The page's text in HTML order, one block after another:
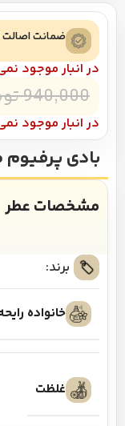
ضمانت اصالت
در انبار موجود
940,000
در انبار موجود
بادی پرفیوم
مشخصات عطر
برند:
خانواده
غلظت